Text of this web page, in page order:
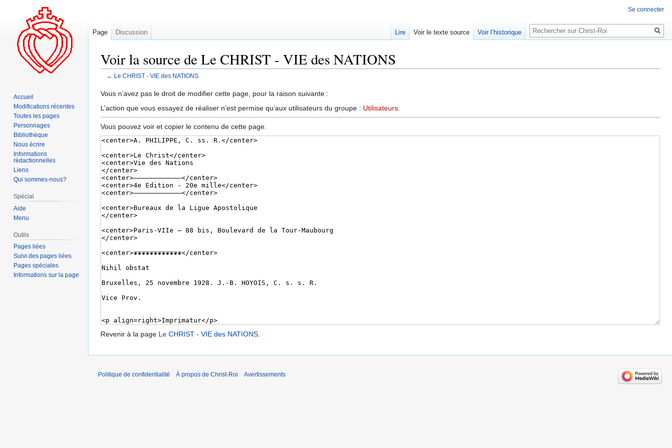
Voir la source de Le CHRIST - VIE des NATIONS
← Le CHRIST - VIE des NATIONS
Aller
à
navigation
Aller
à
recherche
Vous n’avez pas le droit de modifier cette page, pour la raison suivante :
L’action que vous essayez de réaliser n’est permise qu’aux utilisateurs du groupe : Utilisateurs
Vous pouvez voir et copier le contenu de cette page.
Revenir à la page Le CHRIST - VIE des NATIONS.
Se connecter
Page Discussion Lire Voir le texte source Voir l’historique
Rechercher
Accueil
Modifications récentes
Toutes les pages
Personnages
Bibliothèque
Nous écrire
Informations
rédactionnelles
Liens
Qui sommes-nous?
Spécial
Aide
Menu
Outils
Pages liées
Suivi des pages liées
Pages spéciales
Informations sur la page
Politique de confidentialité À propos de Christ-Roi Avertissements